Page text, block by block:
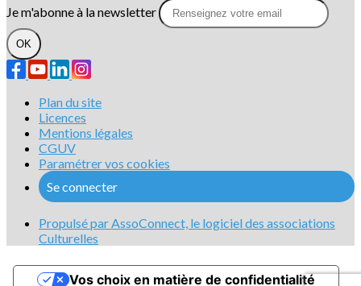
Je m'abonne à la newsletter
OK
Plan du site
Licences
Mentions légales
CGUV
Paramétrer vos cookies
Se connecter
Propulsé par AssoConnect, le logiciel des associations
Culturelles
Vos choix en matière de confidentialité